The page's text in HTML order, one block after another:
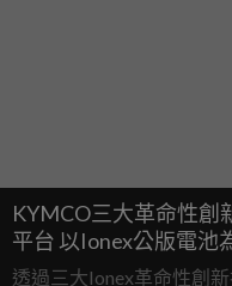
KYMCO三大革命性創
平台 以Ionex公版電池
盟
透過三大Ionex革命性創